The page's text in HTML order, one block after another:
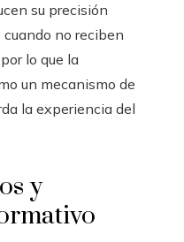
su precisión
no reciben
lo que la
un mecanismo de
la experiencia del
y